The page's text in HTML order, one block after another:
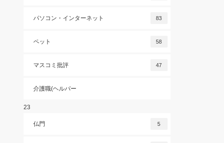
パソコン・インターネット 83
ペット 58
マスコミ批評 47
介護職(ヘルパー
23
仏門 5